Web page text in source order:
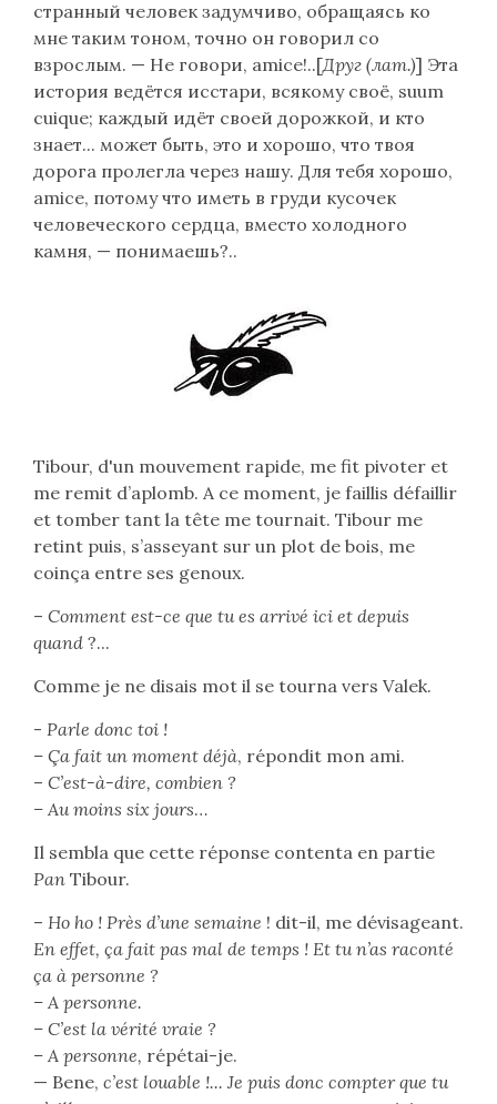
странный человек задумчиво, обращаясь ко
мне таким тоном, точно он говорил со
взрослым. — Не говори, amice!..[Друг (лат.)] Эта
история ведётся исстари, всякому своё, suum
cuique; каждый идёт своей дорожкой, и кто
знает... может быть, это и хорошо, что твоя
дорога пролегла через нашу. Для тебя хорошо,
amice, потому что иметь в груди кусочек
человеческого сердца, вместо холодного
камня, — понимаешь?..
Tibour, d'un mouvement rapide, me fit pivoter et
me remit d’aplomb. A ce moment, je faillis défaillir
et tomber tant la tête me tournait. Tibour me
retint puis, s’asseyant sur un plot de bois, me
coinça entre ses genoux.
– Comment est-ce que tu es arrivé ici et depuis
quand ?...
Comme je ne disais mot il se tourna vers Valek.
- Parle donc toi !
– Ça fait un moment déjà, répondit mon ami.
– C’est-à-dire, combien ?
– Au moins six jours…
Il sembla que cette réponse contenta en partie
Pan Tibour.
– Ho ho ! Près d’une semaine ! dit-il, me dévisageant.
En effet, ça fait pas mal de temps ! Et tu n’as raconté
ça à personne ?
– A personne.
– C’est la vérité vraie ?
– A personne, répétai-je.
— Bene, c’est louable !... Je puis donc compter que tu